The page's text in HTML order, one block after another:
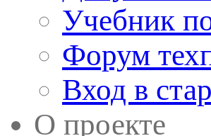
Учебник
Форум
Вход в
О проекте